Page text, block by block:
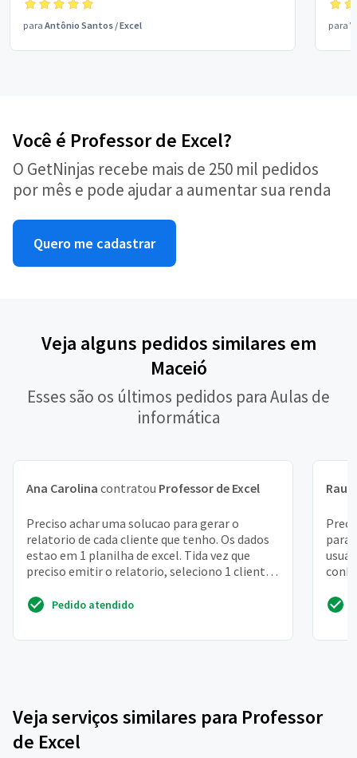
para Antônio Santos /Excel para
Você é Professor de Excel?
O GetNinjas recebe mais de 250 mil pedidos
por mês e pode ajudar a aumentar sua renda
Quero me cadastrar
Veja alguns pedidos similares em
Maceió
Esses são os últimos pedidos para Aulas de
informática
Ana Carolina contratou Professor de Excel
Preciso achar uma solucao para gerar o
relatorio de cada cliente que tenho. Os dados
estao em 1 planilha de excel. Tida vez que
preciso emitir o relatorio, seleciono 1 cliente
Pedido atendido
Raul
para
Veja serviços similares para Professor
de Excel